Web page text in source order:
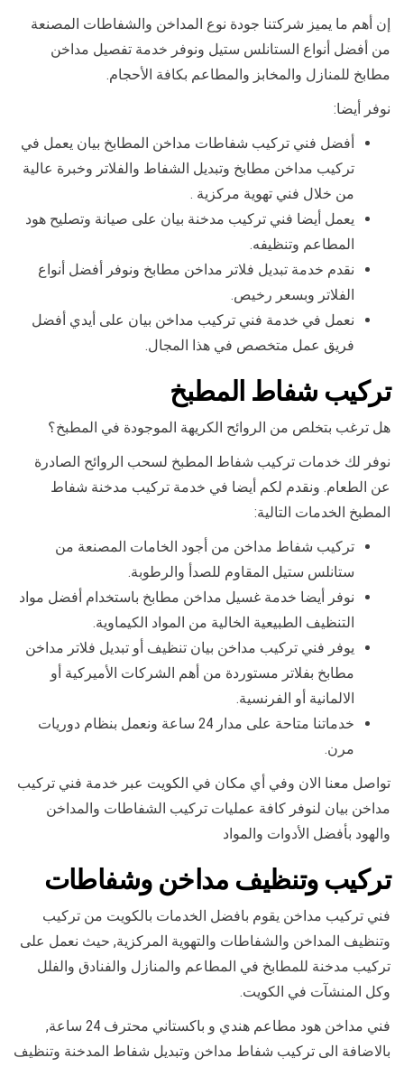
إن أهم ما يميز شركتنا جودة نوع المداخن والشفاطات المصنعة
من أفضل أنواع الستانلس ستيل ونوفر خدمة تفصيل مداخن
مطابخ للمنازل والمخابز والمطاعم بكافة الأحجام.
نوفر أيضا:
أفضل فني تركيب شفاطات مداخن المطابخ بيان يعمل في
تركيب مداخن مطابخ وتبديل الشفاط والفلاتر وخبرة عالية
من خلال فني تهوية مركزية .
يعمل أيضا فني تركيب مدخنة بيان على صيانة وتصليح هود
المطاعم وتنظيفه.
نقدم خدمة تبديل فلاتر مداخن مطابخ ونوفر أفضل أنواع
الفلاتر وبسعر رخيص.
نعمل في خدمة فني تركيب مداخن بيان على أيدي أفضل
فريق عمل متخصص في هذا المجال.
تركيب شفاط المطبخ
هل ترغب بتخلص من الروائح الكريهة الموجودة في المطبخ؟
نوفر لك خدمات تركيب شفاط المطبخ لسحب الروائح الصادرة
عن الطعام. ونقدم لكم أيضا في خدمة تركيب مدخنة شفاط
المطبخ الخدمات التالية:
تركيب شفاط مداخن من أجود الخامات المصنعة من
ستانلس ستيل المقاوم للصدأ والرطوبة.
نوفر أيضا خدمة غسيل مداخن مطابخ باستخدام أفضل مواد
التنظيف الطبيعية الخالية من المواد الكيماوية.
يوفر فني تركيب مداخن بيان تنظيف أو تبديل فلاتر مداخن
مطابخ بفلاتر مستوردة من أهم الشركات الأميركية أو
الالمانية أو الفرنسية.
خدماتنا متاحة على مدار 24 ساعة ونعمل بنظام دوريات
مرن.
تواصل معنا الان وفي أي مكان في الكويت عبر خدمة فني تركيب
مداخن بيان لنوفر كافة عمليات تركيب الشفاطات والمداخن
والهود بأفضل الأدوات والمواد
تركيب وتنظيف مداخن وشفاطات
فني تركيب مداخن يقوم بافضل الخدمات بالكويت من تركيب
وتنظيف المداخن والشفاطات والتهوية المركزية, حيث نعمل على
تركيب مدخنة للمطابخ في المطاعم والمنازل والفنادق والفلل
وكل المنشآت في الكويت.
فني مداخن هود مطاعم هندي و باكستاني محترف 24 ساعة,
بالاضافة الى تركيب شفاط مداخن وتبديل شفاط المدخنة وتنظيف